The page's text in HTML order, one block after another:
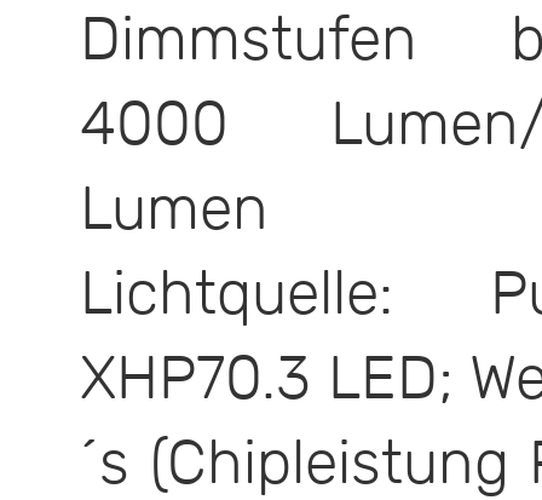
Dimmstufen
4000
Lumen
Lichtquelle:
XHP70.3 LED;
´s